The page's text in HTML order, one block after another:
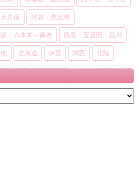
久保 渋谷・恵比寿
・六本木～麻布 目黒・五反田・品川
北海道 伊豆 関西 北陸